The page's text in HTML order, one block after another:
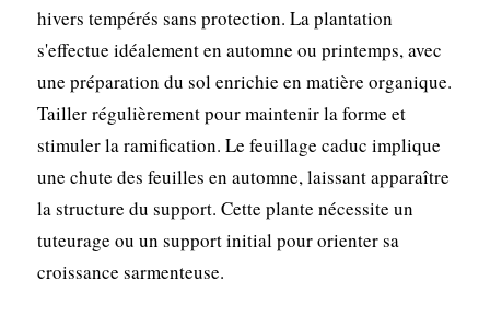
hivers tempérés sans protection. La plantation
s'effectue idéalement en automne ou printemps, avec
une préparation du sol enrichie en matière organique.
Tailler régulièrement pour maintenir la forme et
stimuler la ramification. Le feuillage caduc implique
une chute des feuilles en automne, laissant apparaître
la structure du support. Cette plante nécessite un
tuteurage ou un support initial pour orienter sa
croissance sarmenteuse.